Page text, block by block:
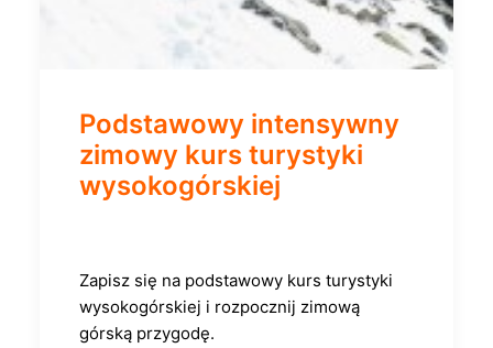
Podstawowy intensywny
zimowy kurs turystyki
wysokogórskiej
Zapisz się na podstawowy kurs turystyki
wysokogórskiej i rozpocznij zimową
górską przygodę.